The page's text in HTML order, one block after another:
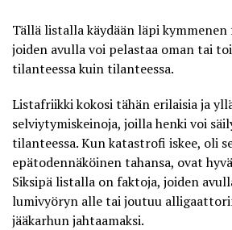
Tällä listalla käydään läpi
joiden avulla voi pelastaa oman tai
tilanteessa kuin tilanteessa.
Listafriikkikokosi tähän erilaisia ja
selviytymiskeinoja, joilla henki voi
tilanteessa. Kun katastrofi iskee, oli
epätodennäköinen tahansa, ovat
Siksipä listalla on faktoja, joiden
lumivyöryn alle tai joutuu
jääkarhun jahtaamaksi.